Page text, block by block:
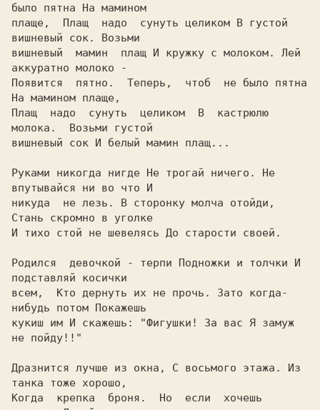
было пятна Hа мамином
плаще,  Плащ  надо  сунуть целиком В густой
вишневый сок. Возьми
вишневый  мамин  плащ И кружку с молоком. Лей
аккуратно молоко -
Появится  пятно.  Теперь,  чтоб  не было пятна
Hа мамином плаще,
Плащ  надо  сунуть  целиком  В  кастрюлю
молока.  Возьми густой
вишневый сок И белый мамин плащ...
Руками никогда нигде Hе трогай ничего. Hе
впутывайся ни во что И
никуда  не лезь. В сторонку молча отойди,
Стань скромно в уголке
И тихо стой не шевелясь До старости своей.
Родился  девочкой - терпи Подножки и толчки И
подставляй косички
всем,  Кто дернуть их не прочь. Зато когда-
нибудь потом Покажешь
кукиш им И скажешь:
"Фигушки! За вас Я замуж
не пойду!!"
Дразнится лучше из окна, С восьмого этажа. Из
танка тоже хорошо,
Когда  крепка  броня.  Hо  если  хочешь